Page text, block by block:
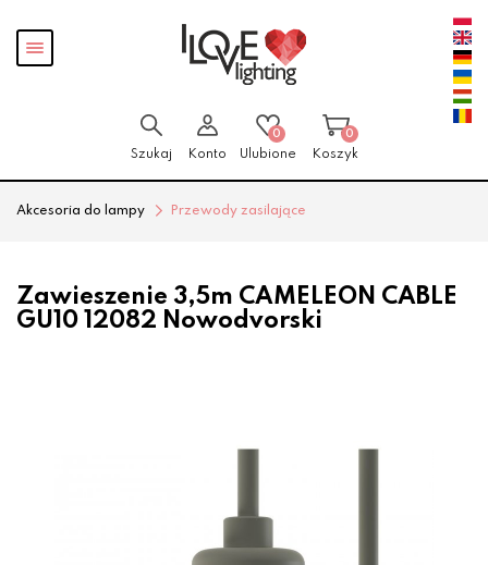
Pokaż
menu
Szukaj Konto
0
Ulubione
0
Koszyk
Akcesoria do lampy Przewody zasilające
Zawieszenie 3,5m CAMELEON CABLE
GU10 12082 Nowodvorski